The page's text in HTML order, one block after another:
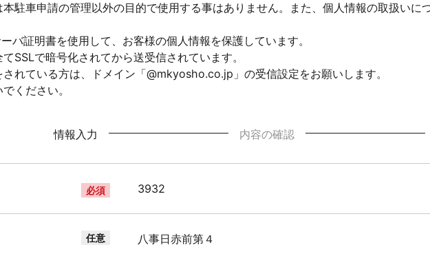
本駐車申請の管理以外の目的で使用する事はありません。また、個人情報の取扱いにつ
バ証明書を使用して、お客様の個人情報を保護しています。
SSLで暗号化されてから送受信されています。
されている方は、ドメイン「@mkyosho.co.jp」の受信設定をお願いします。
ください。
情報入力 内容の確認
必須 3932
任意 八事日赤前第４